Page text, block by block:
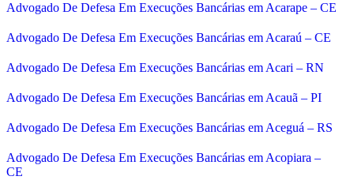
Advogado De Defesa Em Execuções Bancárias em Acarape – CE
Advogado De Defesa Em Execuções Bancárias em Acaraú – CE
Advogado De Defesa Em Execuções Bancárias em Acari – RN
Advogado De Defesa Em Execuções Bancárias em Acauã – PI
Advogado De Defesa Em Execuções Bancárias em Aceguá – RS
Advogado De Defesa Em Execuções Bancárias em Acopiara –
CE